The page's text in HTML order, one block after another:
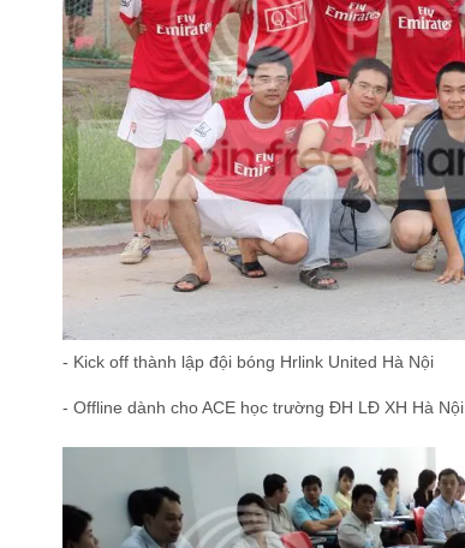
- Kick off thành lập đội bóng Hrlink United Hà Nội
- Offline dành cho ACE học trường ĐH LĐ XH Hà Nội